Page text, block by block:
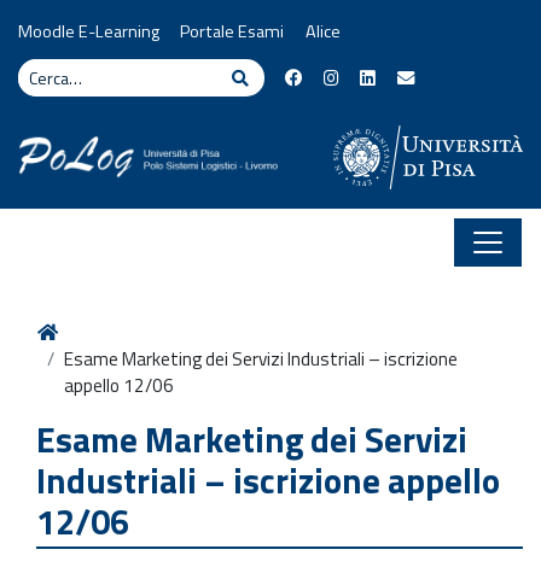
Moodle E-Learning Portale Esami
Alice
Cerca
Cerca
Home
Esame Marketing dei Servizi Industriali – iscrizione
appello 12/06
Esame Marketing dei Servizi
Industriali – iscrizione appello
12/06